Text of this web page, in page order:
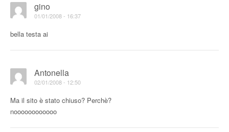
gino
01/01/2008 - 16:37
bella testa ai
Antonella
02/01/2008 - 12:50
Ma il sito è stato chiuso? Perchè?
noooooooooooo